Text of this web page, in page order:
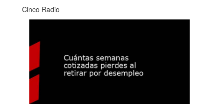
Cinco Radio